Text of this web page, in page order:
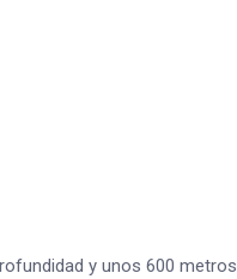
y unos 600 metros